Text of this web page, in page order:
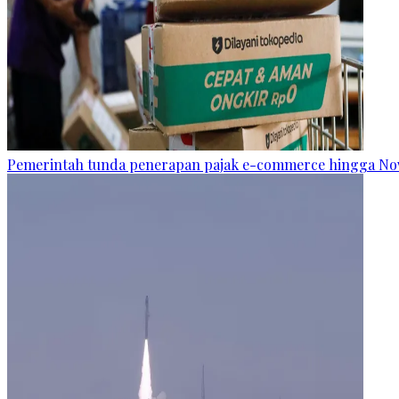
Pemerintah tunda penerapan pajak e-commerce hingga